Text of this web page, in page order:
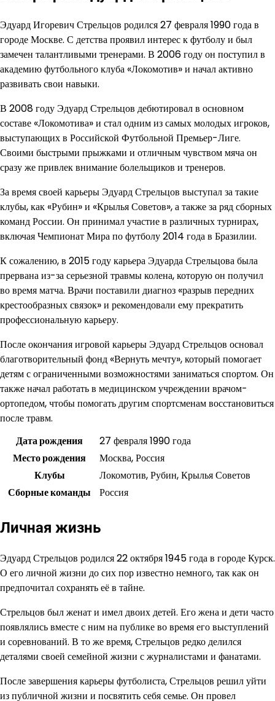
Эдуард Игоревич Стрельцов родился 27 февраля 1990 года в
городе Москве. С детства проявил интерес к футболу и был
замечен талантливыми тренерами. В 2006 году он поступил в
академию футбольного клуба «Локомотив» и начал активно
развивать свои навыки.
В 2008 году Эдуард Стрельцов дебютировал в основном
составе «Локомотива» и стал одним из самых молодых игроков,
выступающих в Российской Футбольной Премьер-Лиге.
Своими быстрыми прыжками и отличным чувством мяча он
сразу же привлек внимание болельщиков и тренеров.
За время своей карьеры Эдуард Стрельцов выступал за такие
клубы, как «Рубин» и «Крылья Советов», а также за ряд сборных
команд России. Он принимал участие в различных турнирах,
включая Чемпионат Мира по футболу 2014 года в Бразилии.
К сожалению, в 2015 году карьера Эдуарда Стрельцова была
прервана из-за серьезной травмы колена, которую он получил
во время матча. Врачи поставили диагноз «разрыв передних
крестообразных связок» и рекомендовали ему прекратить
профессиональную карьеру.
После окончания игровой карьеры Эдуард Стрельцов основал
благотворительный фонд «Вернуть мечту», который помогает
детям с ограниченными возможностями заниматься спортом. Он
также начал работать в медицинском учреждении врачом-
ортопедом, чтобы помогать другим спортсменам восстановиться
после травм.
Дата рождения
27 февраля 1990 года
Место рождения
Москва, Россия
Клубы
Локомотив, Рубин, Крылья Советов
Сборные команды
Россия
Личная жизнь
Эдуард Стрельцов родился 22 октября 1945 года в городе Курск.
О его личной жизни до сих пор известно немного, так как он
предпочитал сохранять её в тайне.
Стрельцов был женат и имел двоих детей. Его жена и дети часто
появлялись вместе с ним на публике во время его выступлений
и соревнований. В то же время, Стрельцов редко делился
деталями своей семейной жизни с журналистами и фанатами.
После завершения карьеры футболиста, Стрельцов решил уйти
из публичной жизни и посвятить себя семье. Он провел